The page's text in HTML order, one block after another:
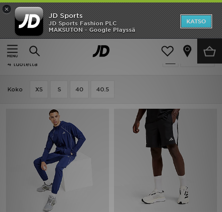
×
JD Sports
JD Sports Fashion PLC
MAKSUTON - Google Playssä
KATSO
Etusivu
Ale | Adidas Climacool
Suodata
Ale | Adidas Climacool
4 tuotetta
Koko XS S 40 40.5
Etusivu
Ale
Uutuudet
Tuotemerkit